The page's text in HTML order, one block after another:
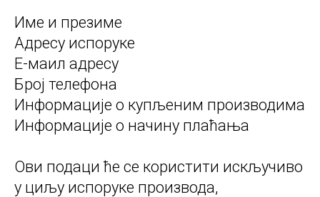
Име и презиме
Адресу испоруке
Е-маил адресу
Број телефона
Информације о купљеним производима
Информације о начину плаћања
Ови подаци ће се користити искључиво
у циљу испоруке производа,